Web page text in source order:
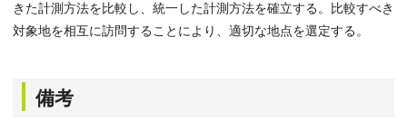
きた計測方法を比較し、統一した計測方法を確立する。比較すべき
対象地を相互に訪問することにより、適切な地点を選定する。
備考